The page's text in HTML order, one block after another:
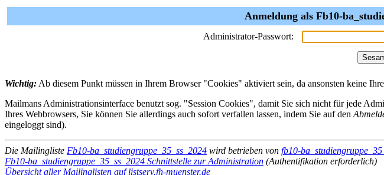
Anmeldung als Fb10-
Administrator-Passwort:
Wichtig: Ab diesem Punkt müssen in Ihrem Browser "Cookies" aktiviert sein, da ansonsten keine
Mailmans Administrationsinterface benutzt sog. "Session Cookies", damit Sie sich nicht für jede
Ihres Webbrowsers, Sie können Sie allerdings auch sofort verfallen lassen, indem Sie auf den
eingeloggt sind).
Die Mailingliste Fb10-ba_studiengruppe_35_ss_2024 wird betrieben von fb10-
Fb10-ba_studiengruppe_35_ss_2024 Schnittstelle zur Administration (Authentifikation erforderlich)
Übersicht aller Mailinglisten auf listserv.fh-muenster.de